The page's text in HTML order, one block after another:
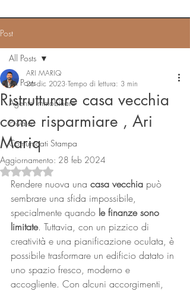
Connect
Post
All Posts
Agente immobiliare
Privato
Comunicati Stampa
All Posts
Ristrutturare casa vecchia
come risparmiare , Ari
Mariq
ARI MARIQ
26 dic 2023 Tempo di lettura: 3 min
Aggiornamento: 28 feb 2024
Valutazione NaN stelle su 5.
Rendere nuova una casa vecchia può
sembrare una sfida impossibile,
specialmente quando le finanze sono
limitate. Tuttavia, con un pizzico di
creatività e una pianificazione oculata, è
possibile trasformare un edificio datato in
uno spazio fresco, moderno e
accogliente. Con alcuni accorgimenti,